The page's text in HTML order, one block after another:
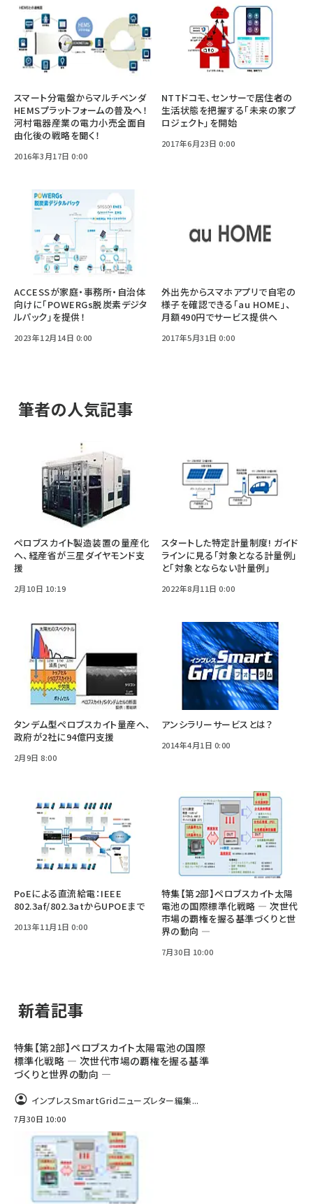
スマート分電盤からマルチベンダ
HEMSプラットフォームの普及へ！
河村電器産業の電力小売全面自
由化後の戦略を聞く！
2016年3月17日 0:00
NTTドコモ、センサーで居住者の
生活状態を把握する「未来の家プ
ロジェクト」を開始
2017年6月23日 0:00
ACCESSが家庭・事務所・自治体
向けに「POWERGs脱炭素デジタ
ルパック」を提供！
2023年12月14日 0:00
外出先からスマホアプリで自宅の
様子を確認できる「au HOME」、
月額490円でサービス提供へ
2017年5月31日 0:00
筆者の人気記事
ペロブスカイト製造装置の量産化
へ、経産省が三星ダイヤモンド支
援
2月10日 10:19
スタートした特定計量制度! ガイド
ラインに見る「対象となる計量例」
と「対象とならない計量例」
2022年8月11日 0:00
タンデム型ペロブスカイト量産へ、
政府が2社に94億円支援
2月9日 8:00
アンシラリーサービスとは？
2014年4月1日 0:00
PoEによる直流給電：IEEE
802.3af/802.3atからUPOEまで
2013年11月1日 0:00
特集【第2部】ペロブスカイト太陽
電池の国際標準化戦略 ― 次世代
市場の覇権を握る基準づくりと世
界の動向 ―
7月30日 10:00
新着記事
特集【第2部】ペロブスカイト太陽電池の国際
標準化戦略 ― 次世代市場の覇権を握る基準
づくりと世界の動向 ―
インプレスSmartGridニューズレター編集...
7月30日 10:00